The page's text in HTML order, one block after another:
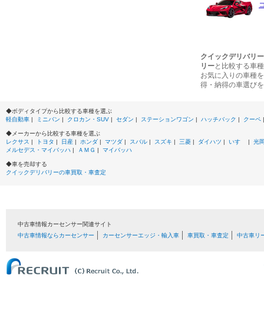
クイックデリバリー
リーと比較する車
お気に入りの車種
得・納得の車選び
◆ボディタイプから比較する車種を選ぶ
軽自動車 | ミニバン | クロカン・SUV | セダン | ステーションワゴン | ハッチバック | クーペ
◆メーカーから比較する車種を選ぶ
レクサス | トヨタ | 日産 | ホンダ | マツダ | スバル | スズキ | 三菱 | ダイハツ | いすゞ |
光
メルセデス・マイバッハ | ＡＭＧ | マイバッハ
◆車を売却する
クイックデリバリーの車買取・車査定
中古車情報カーセンサー関連サイト
中古車情報ならカーセンサー
カーセンサーエッジ・輸入車 車買取・車査定 中古車リ